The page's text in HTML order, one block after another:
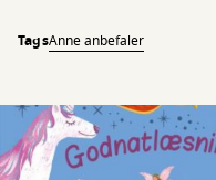
TagsAnne anbefaler